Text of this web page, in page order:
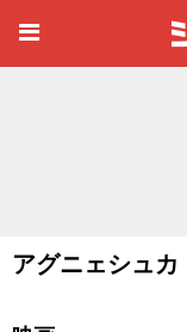
アグニェシュ